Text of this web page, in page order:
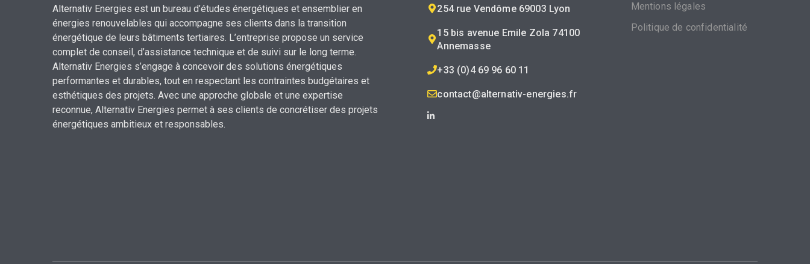
Alternativ Energies est un bureau d’études énergétiques et ensemblier en
énergies renouvelables qui accompagne ses clients dans la transition
énergétique de leurs bâtiments tertiaires. L’entreprise propose un service
complet de conseil, d’assistance technique et de suivi sur le long terme.
Alternativ Energies s’engage à concevoir des solutions énergétiques
performantes et durables, tout en respectant les contraintes budgétaires et
esthétiques des projets. Avec une approche globale et une expertise
reconnue, Alternativ Energies permet à ses clients de concrétiser des projets
énergétiques ambitieux et responsables.
254 rue Vendôme 69003 Lyon
15 bis avenue Emile Zola 74100
Annemasse
+33 (0)4 69 96 60 11
contact@alternativ-energies.fr
Mentions légales
Politique de confidentialité